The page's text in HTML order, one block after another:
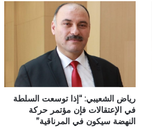
رياض الشعيبي: “إذا توسعت السلطة
في الإعتقالات فإن مؤتمر حركة
النهضة سيكون في المرناقية”